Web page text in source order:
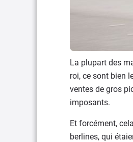
La plupart des
roi, ce sont bien
ventes de gros
imposants.
Et forcément,
berlines, qui